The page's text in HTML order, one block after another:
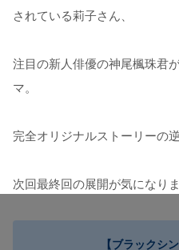
されている莉子さん、
注目の新人俳優の神尾楓珠君
マ。
完全オリジナルストーリーの
次回最終回の展開が気になり
【ブラックシ